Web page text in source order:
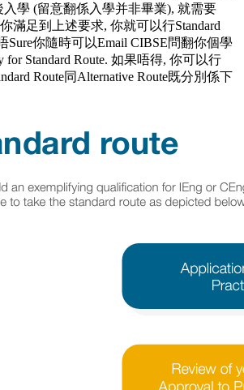
入學 (留意翻係入學并非畢業), 就需要
你滿足到上述要求, 你就可以行Standard
Sure你隨時可以Email CIBSE問翻你個學
Standard Route. 如果唔得, 你可以行
Route同Alternative Route既分別係下